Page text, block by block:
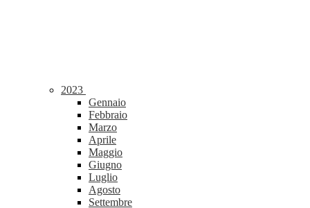
2023
Gennaio
Febbraio
Marzo
Aprile
Maggio
Giugno
Luglio
Agosto
Settembre